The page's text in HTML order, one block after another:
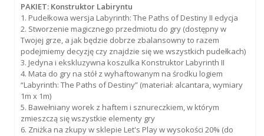
PAKIET: Konstruktor Labiryntu
1. Pudełkowa wersja Labyrinth: The Paths of Destiny II edycja
2. Stworzenie magicznego przedmiotu do gry (dostępny w
Twojej grze, a jak będzie dobrze zbalansowny to razem
podejmiemy decyzję czy znajdzie się we wszystkich pudełkach)
3. Jedyna i ekskluzywna koszulka Konstruktor Labyrinth II
4. Mata do gry na stół z wyhaftowanym na środku logiem
“Labyrinth: The Paths of Destiny” (materiał: alcantara, wymiary
1m x 1m)
5. Bawełniany worek z haftem i sznureczkiem, w którym
zmieszczą się wszystkie elementy gry
6. Zniżka na zkupy w sklepie Let's Play w wysokości 20% (do